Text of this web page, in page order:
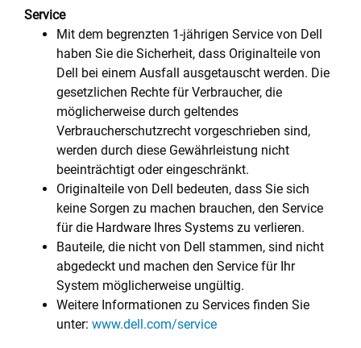
Service
Mit dem begrenzten 1-jährigen Service von Dell
haben Sie die Sicherheit, dass Originalteile von
Dell bei einem Ausfall ausgetauscht werden. Die
gesetzlichen Rechte für Verbraucher, die
möglicherweise durch geltendes
Verbraucherschutzrecht vorgeschrieben sind,
werden durch diese Gewährleistung nicht
beeinträchtigt oder eingeschränkt.
Originalteile von Dell bedeuten, dass Sie sich
keine Sorgen zu machen brauchen, den Service
für die Hardware Ihres Systems zu verlieren.
Bauteile, die nicht von Dell stammen, sind nicht
abgedeckt und machen den Service für Ihr
System möglicherweise ungültig.
Weitere Informationen zu Services finden Sie
unter: www.dell.com/service